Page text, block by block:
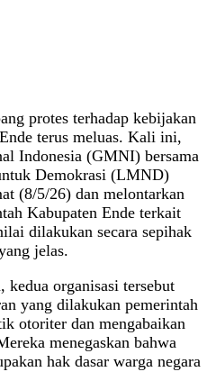
protes terhadap kebijakan
terus meluas. Kali ini,
Indonesia (GMNI) bersama
Demokrasi (LMND)
(8/5/26) dan melontarkan
Kabupaten Ende terkait
dilakukan secara sepihak
jelas.
kedua organisasi tersebut
yang dilakukan pemerintah
otoriter dan mengabaikan
menegaskan bahwa
hak dasar warga negara